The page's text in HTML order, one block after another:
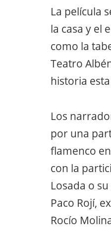
La película
la casa y el
como la
Teatro
historia
Los
por una
flamenco
con la
Losada o
Paco Rojí,
Rocío